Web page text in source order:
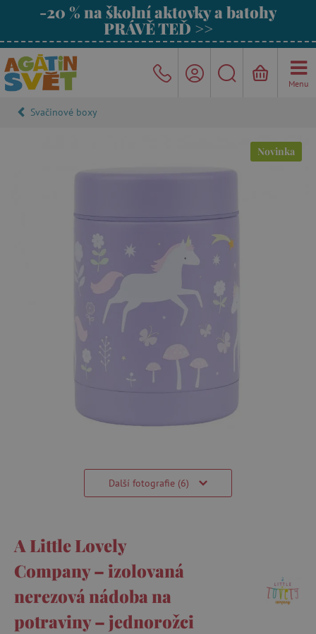
-20 % na školní aktovky a batohy
PRÁVĚ TEĎ >>
Menu
Svačinové boxy
Novinka
Další fotografie (6)
A Little Lovely
Company – izolovaná
nerezová nádoba na
potraviny – jednorožci